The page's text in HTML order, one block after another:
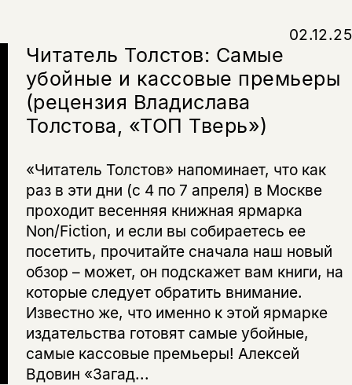
Читатель Толстов: Самые
убойные и кассовые премьеры
(рецензия Владислава
Толстова, «ТОП Тверь»)
02.12.25
«Читатель Толстов» напоминает, что как
раз в эти дни (с 4 по 7 апреля) в Москве
проходит весенняя книжная ярмарка
Non/Fiction, и если вы собираетесь ее
посетить, прочитайте сначала наш новый
обзор – может, он подскажет вам книги, на
которые следует обратить внимание.
Известно же, что именно к этой ярмарке
издательства готовят самые убойные,
самые кассовые премьеры! Алексей
Вдовин «Загад...